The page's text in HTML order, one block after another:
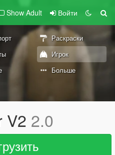
Show Adult Войти
Раскраски
Игрок
Больше
V2 2.0